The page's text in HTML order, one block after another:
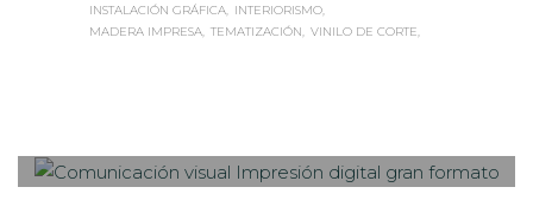
INSTALACIÓN GRÁFICA
INTERIORISMO
MADERA IMPRESA TEMATIZACIÓN VINILO DE CORTE